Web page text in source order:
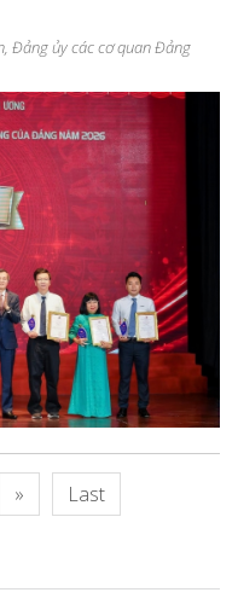
Đảng ủy các cơ quan Đảng
» Last